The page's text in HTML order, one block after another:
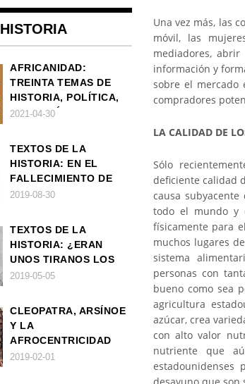
Una vez más, las
móvil, las
mediadores,
información y
sobre el mercado
compradores
LA CALIDAD DE
Sólo
deficiente calidad
causa
todo el mundo y
físicamente para
muchos lugares
sistema
personas con
bueno como sea
agricultura
azúcar, crea
con alto valor
nutriente que
desayuno que son
HISTORIA
AFRICANIDAD:
TREINTA TEMAS DE
HISTORIA, POLÍTICA,
FILOSOFÍA Y CULTURA
2021-04-30
TEXTOS DE LA
HISTORIA: EN EL
FALLECIMIENTO DE
W.E.B. DU BOIS
2019-08-30
TEXTOS DE LA
HISTORIA: ¿ERAN
UNOS TIRANOS LOS
FARAONES?
2019-05-05
CLEOPATRA, ARSÍNOE
Y LA
AFROCENTRICIDAD
MAL ENTENDIDA
2019-02-01